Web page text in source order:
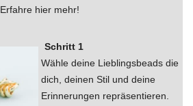
Erfahre hier mehr!
Schritt 1
Wähle deine Lieblingsbeads die
dich, deinen Stil und deine
Erinnerungen repräsentieren.